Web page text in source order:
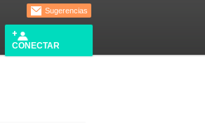
Sugerencias
CONECTAR